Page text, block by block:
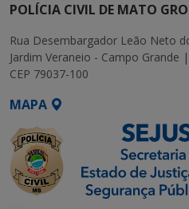
POLÍCIA CIVIL DE MATO
Rua Desembargador Leão Neto
Jardim Veraneio - Campo Grande
CEP 79037-100
MAPA